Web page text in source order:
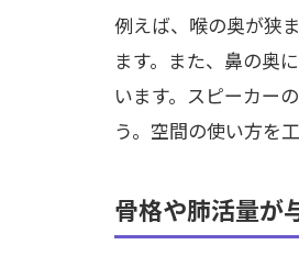
例えば、喉の奥が狭
ます。また、鼻の奥
います。スピーカー
う。空間の使い方を
骨格や肺活量が